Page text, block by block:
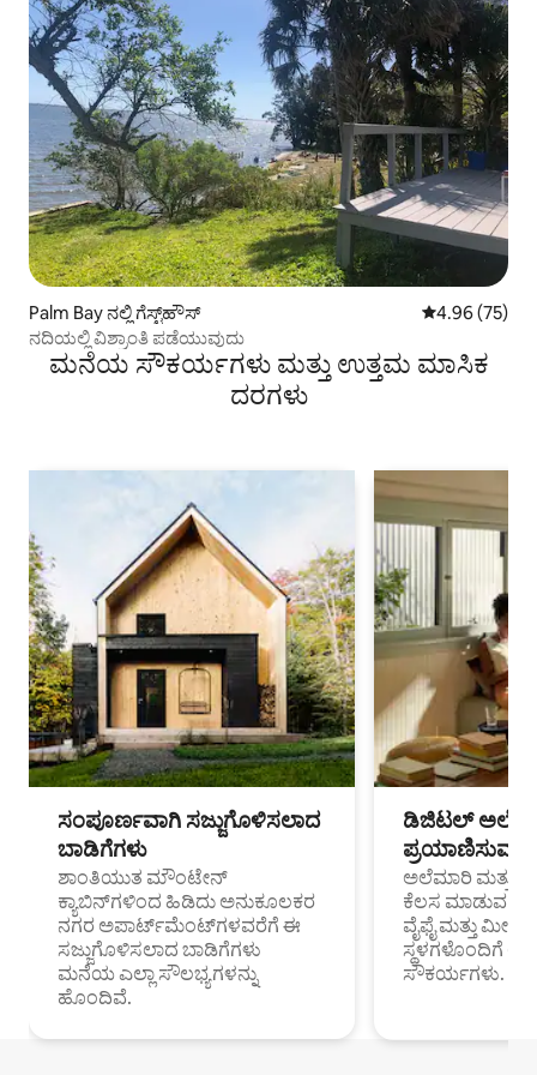
Palm Bay ನಲ್ಲಿ ಗೆಸ್ಟ್‌ಹೌಸ್ 5 ರಲ್ಲಿ 4.96
4.96 (75)
ನದಿಯಲ್ಲಿ ವಿಶ್ರಾಂತಿ ಪಡೆಯುವುದು
ಮನೆಯ ಸೌಕರ್ಯಗಳು ಮತ್ತು ಉತ್ತಮ ಮಾಸಿಕ
ದರಗಳು
ಸಂಪೂರ್ಣವಾಗಿ ಸಜ್ಜುಗೊಳಿಸಲಾದ
ಬಾಡಿಗೆಗಳು
ಶಾಂತಿಯುತ ಮೌಂಟೇನ್
ಕ್ಯಾಬಿನ್‌ಗಳಿಂದ ಹಿಡಿದು ಅನುಕೂಲಕರ
ನಗರ ಅಪಾರ್ಟ್‌ಮೆಂಟ್‌ಗಳವರೆಗೆ ಈ
ಸಜ್ಜುಗೊಳಿಸಲಾದ ಬಾಡಿಗೆಗಳು
ಮನೆಯ ಎಲ್ಲಾ ಸೌಲಭ್ಯಗಳನ್ನು
ಹೊಂದಿವೆ.
ಡಿಜಿಟಲ್
ಪ್ರಯಾಣಿಸುವ
ಅಲೆಮಾರಿ ಮತ್ತು
ಕೆಲಸ ಮಾಡುವ
ವೈಫೈ ಮತ್ತು
ಸ್ಥಳಗಳೊಂದಿಗೆ
ಸೌಕರ್ಯಗಳು.